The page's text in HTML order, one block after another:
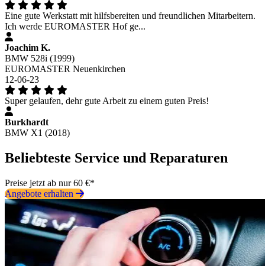
Eine gute Werkstatt mit hilfsbereiten und freundlichen Mitarbeitern.
Ich werde EUROMASTER Hof ge...
Joachim K.
BMW 528i (1999)
EUROMASTER Neuenkirchen
12-06-23
Super gelaufen, dehr gute Arbeit zu einem guten Preis!
Burkhardt
BMW X1 (2018)
Beliebteste Service und Reparaturen
Preise jetzt ab nur 60 €*
Angebote erhalten